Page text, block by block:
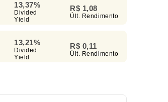
13,37%
Divided
Yield
R$ 1,08
Últ. Rendimento
13,21%
Divided
Yield
R$ 0,11
Últ. Rendimento